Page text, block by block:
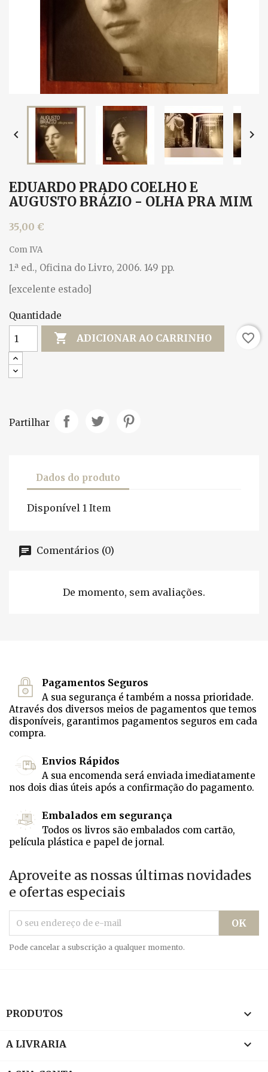
 
EDUARDO PRADO COELHO E
AUGUSTO BRÁZIO - OLHA PRA MIM
35,00 €
Com IVA
1.ª ed., Oficina do Livro, 2006. 149 pp.
[excelente estado]
Quantidade
 ADICIONAR AO CARRINHO favorite_border
Partilhar
Dados do produto
Disponível 1 Item
Comentários (0)
De momento, sem avaliações.
Pagamentos Seguros
A sua segurança é também a nossa prioridade.
Através dos diversos meios de pagamentos que temos
disponíveis, garantimos pagamentos seguros em cada
compra.
Envios Rápidos
A sua encomenda será enviada imediatamente
nos dois dias úteis após a confirmação do pagamento.
Embalados em segurança
Todos os livros são embalados com cartão,
película plástica e papel de jornal.
Aproveite as nossas últimas novidades
e ofertas especiais
Pode cancelar a subscrição a qualquer momento.
PRODUTOS 
A LIVRARIA 